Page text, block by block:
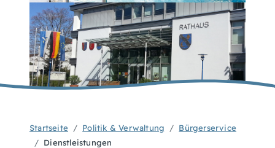
Startseite Politik & Verwaltung
Bürgerservice
Dienstleistungen